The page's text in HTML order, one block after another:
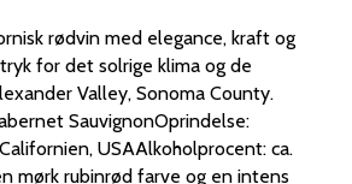
rødvin med elegance, kraft og
for det solrige klima og de
Valley, Sonoma County.
SauvignonOprindelse:
USAAlkoholprocent: ca.